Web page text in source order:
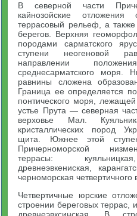
В северной части
кайнозойские
террасовый рельеф, а
берегов. Верхняя
породами сарматского
ступени неогеновой
направлении
среднесарматского моря.
равнины сложена
Граница ее определяется
понтического моря,
устье Прута — северная
верховье Мал.
кристаллических пород
щита. Южнее этой
Причерноморской
террасы:
древнеэвкениская,
черноморская четвертичного
Четвертичные юрские
строении береговых террас,